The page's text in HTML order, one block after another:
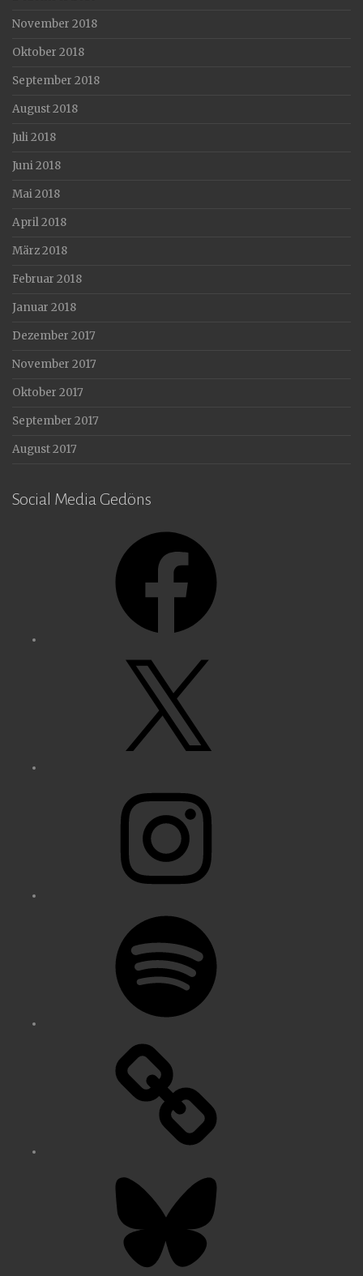
November 2018
Oktober 2018
September 2018
August 2018
Juli 2018
Juni 2018
Mai 2018
April 2018
März 2018
Februar 2018
Januar 2018
Dezember 2017
November 2017
Oktober 2017
September 2017
August 2017
Social Media Gedöns